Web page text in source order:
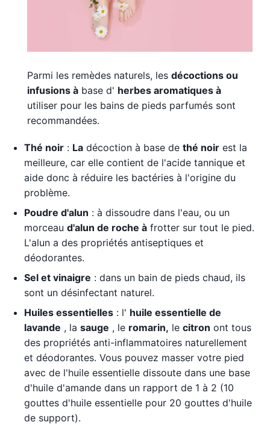
Parmi les remèdes naturels, les décoctions ou
infusions à base d' herbes aromatiques à
utiliser pour les bains de pieds parfumés sont
recommandées.
Thé noir : La décoction à base de thé noir est la
meilleure, car elle contient de l'acide tannique et
aide donc à réduire les bactéries à l'origine du
problème.
Poudre d'alun : à dissoudre dans l'eau, ou un
morceau d'alun de roche à frotter sur tout le pied.
L'alun a des propriétés antiseptiques et
déodorantes.
Sel et vinaigre : dans un bain de pieds chaud, ils
sont un désinfectant naturel.
Huiles essentielles : l' huile essentielle de
lavande , la sauge , le romarin, le citron ont tous
des propriétés anti-inflammatoires naturellement
et déodorantes. Vous pouvez masser votre pied
avec de l'huile essentielle dissoute dans une base
d'huile d'amande dans un rapport de 1 à 2 (10
gouttes d'huile essentielle pour 20 gouttes d'huile
de support).